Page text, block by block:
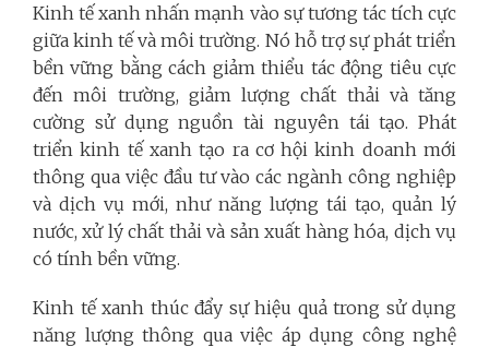
Kinh tế xanh nhấn mạnh vào sự tương tác tích cực
giữa kinh tế và môi trường. Nó hỗ trợ sự phát triển
bền vững bằng cách giảm thiểu tác động tiêu cực
đến môi trường, giảm lượng chất thải và tăng
cường sử dụng nguồn tài nguyên tái tạo. Phát
triển kinh tế xanh tạo ra cơ hội kinh doanh mới
thông qua việc đầu tư vào các ngành công nghiệp
và dịch vụ mới, như năng lượng tái tạo, quản lý
nước, xử lý chất thải và sản xuất hàng hóa, dịch vụ
có tính bền vững.
Kinh tế xanh thúc đẩy sự hiệu quả trong sử dụng
năng lượng thông qua việc áp dụng công nghệ